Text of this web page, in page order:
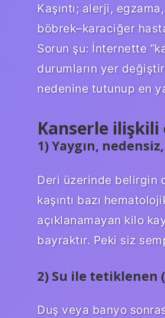
Kaşıntı; alerji,
böbrek–karaciğer
Sorun şu: İnternette
durumların yer
nedenine tutunup en
Kanserle ilişkili
1) Yaygın,
Deri üzerinde belirgin
kaşıntı bazı
açıklanamayan kilo
bayraktır. Peki siz
2) Su ile tetiklenen
Duş veya banyo